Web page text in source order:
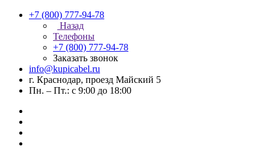
+7 (800) 777-94-78
Назад
Телефоны
+7 (800) 777-94-78
Заказать звонок
info@kupicabel.ru
г. Краснодар, проезд Майский 5
Пн. – Пт.: с 9:00 до 18:00